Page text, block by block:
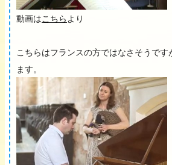
動画はこちら より
こちらはフランスの方ではなさそうで
ます。